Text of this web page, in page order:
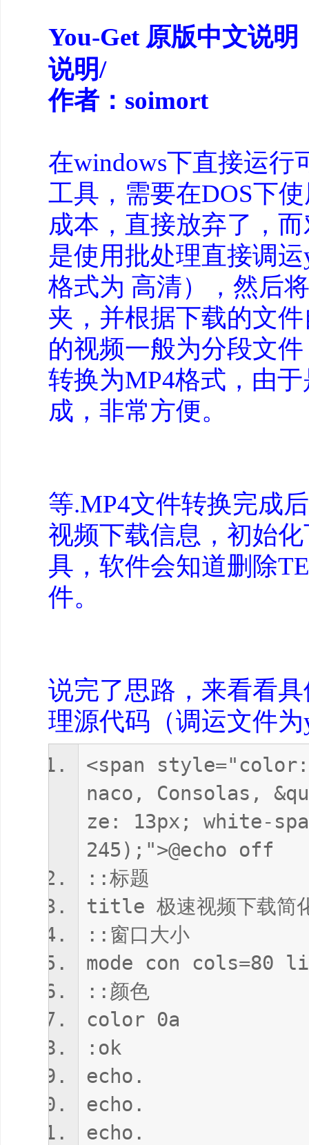
You-Get 原版中文说明
说明/
作者：soimort
在windows下直接运行
工具，需要在DOS下
成本，直接放弃了，
是使用批处理直接调
格式为 高清），然后
夹，并根据下载的文
的视频一般为分段文
转换为MP4格式，由
成，非常方便。
等.MP4文件转换完成
视频下载信息，初始
具，软件会知道删除
件。
说完了思路，来看看
理源代码（调运文件为
<span
naco, Consolas,
ze: 13px; white-
245);">@echo off
::标题
title 极速视频下载简
::窗口大小
mode con cols=80
::颜色
color 0a
:ok
echo.
echo.
echo.